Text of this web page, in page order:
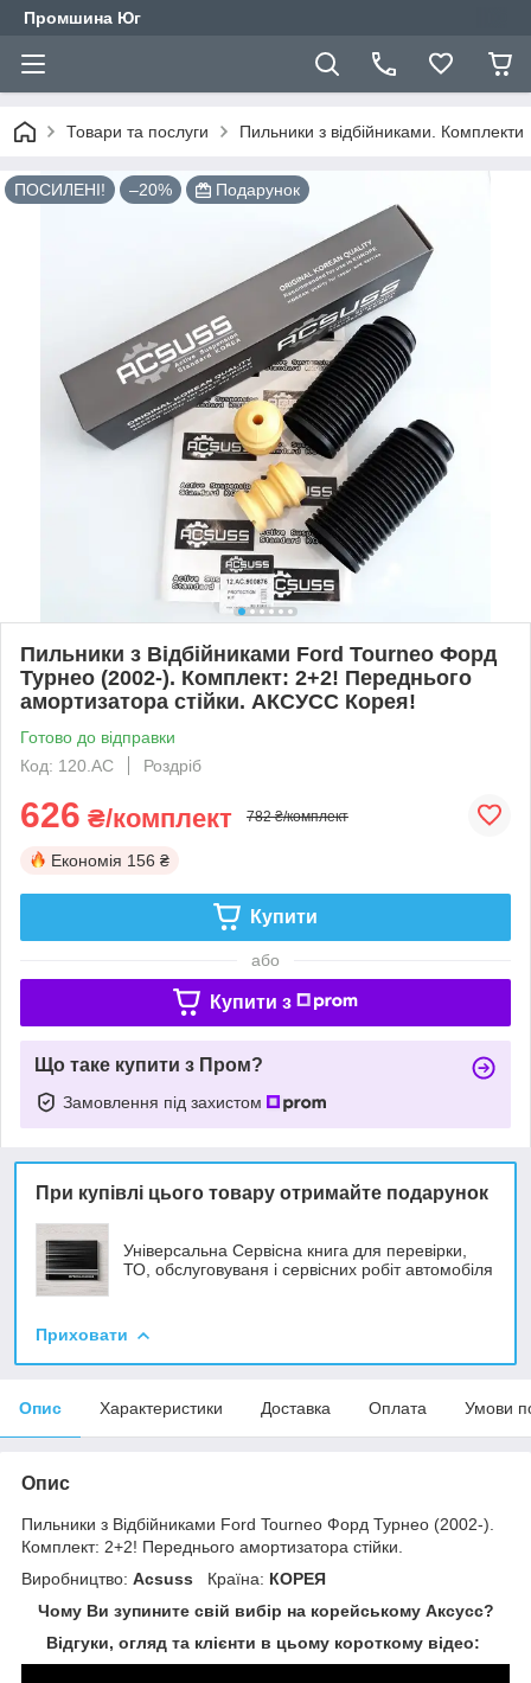
Промшина Юг
Товари та послуги Пильники з відбійниками. Комплекти
ПОСИЛЕНІ! –20% Подарунок
Пильники з Відбійниками Ford Tourneo Форд
Турнео (2002-). Комплект: 2+2! Переднього
амортизатора стійки. АКСУСС Корея!
Готово до відправки
Код: 120.AC
Роздріб
626 ₴/комплект 782 ₴/комплект
Економія 156 ₴
Купити
або
Купити з
Що таке купити з Пром?
Замовлення під захистом
При купівлі цього товару отримайте подарунок
Універсальна Сервісна книга для перевірки,
ТО, обслуговуваня і сервісних робіт автомобіля
Приховати
Опис Характеристики Доставка Оплата Умови
Опис
Пильники з Відбійниками Ford Tourneo Форд Турнео (2002-).
Комплект: 2+2! Переднього амортизатора стійки.
Виробництво: Acsuss Країна: КОРЕЯ
Чому Ви зупините свій вибір на корейському Аксусс?
Відгуки, огляд та клієнти в цьому короткому відео: